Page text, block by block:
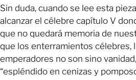
Sin duda, cuando se lee esta
alcanzar el célebre capítulo V
que no quedará memoria de
que los enterramientos célebres,
emperadores no son sino
“espléndido en cenizas y